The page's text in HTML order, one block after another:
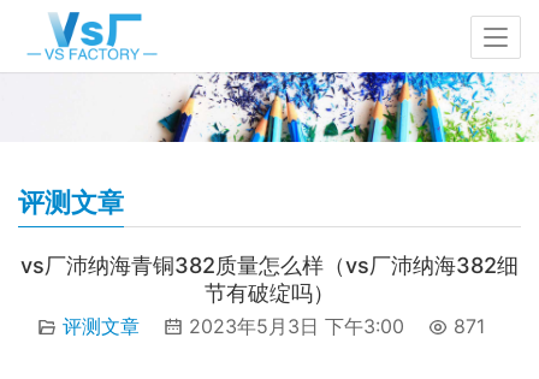
评测文章
vs厂沛纳海青铜382质量怎么样（vs厂沛纳海382细
节有破绽吗）
评测文章 2023年5月3日 下午3:00 871